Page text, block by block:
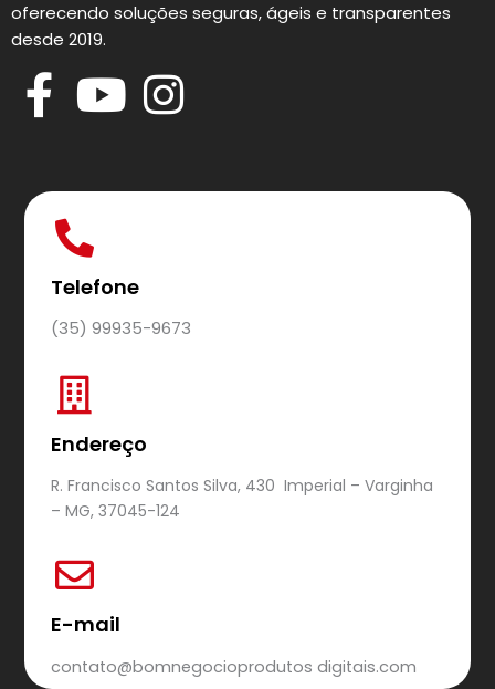
oferecendo soluções seguras, ágeis e transparentes
desde 2019.
Telefone
(35) 99935-9673
Endereço
R. Francisco Santos Silva, 430 Imperial – Varginha
– MG, 37045-124
E-mail
contato@bomnegocioprodutos digitais.com